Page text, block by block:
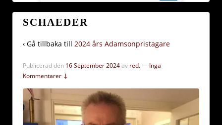
SCHAEDER
‹ Gå tillbaka till 2024 års Adamsonpristagare
Publicerad den 16 September 2024av red.— Inga
Kommentarer ↓